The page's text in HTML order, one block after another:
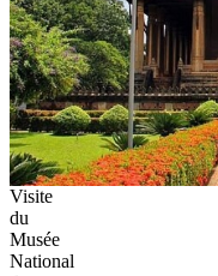
Visite
du
Musée
National